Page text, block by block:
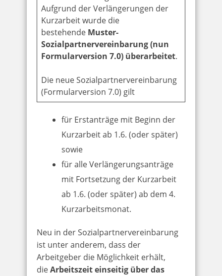
Aufgrund der Verlängerungen der
Kurzarbeit wurde die
bestehende Muster-
Sozialpartnervereinbarung (nun
Formularversion 7.0) überarbeitet.
Die neue Sozialpartnervereinbarung
(Formularversion 7.0) gilt
für Erstanträge mit Beginn der
Kurzarbeit ab 1.6. (oder später)
sowie
für alle Verlängerungsanträge
mit Fortsetzung der Kurzarbeit
ab 1.6. (oder später) ab dem 4.
Kurzarbeitsmonat.
Neu in der Sozialpartnervereinbarung
ist unter anderem, dass der
Arbeitgeber die Möglichkeit erhält,
dieArbeitszeit einseitig über das